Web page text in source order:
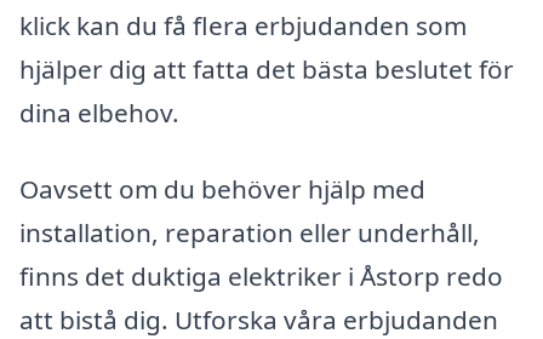
klick kan du få flera erbjudanden som
hjälper dig att fatta det bästa beslutet för
dina elbehov.
Oavsett om du behöver hjälp med
installation, reparation eller underhåll,
finns det duktiga elektriker i Åstorp redo
att bistå dig. Utforska våra erbjudanden